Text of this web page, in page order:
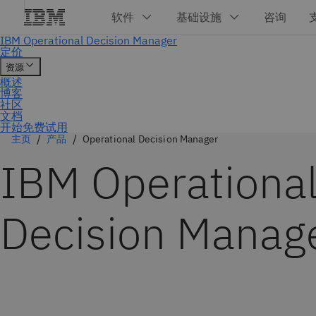
开始免费试用
主页 产品 Operational Decision Manager
IBM
Decision